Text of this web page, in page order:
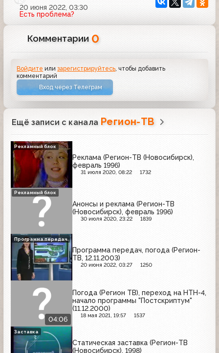
20 июня 2022, 03:30
Есть проблема?
Комментарии 0
Войдите илизарегистрируйтесь , чтобы добавить
комментарий
Вход через Телеграм
Ещё записи с канала Регион-ТВ
Реклама (Регион-ТВ (Новосибирск),
февраль 1996)
31 июля 2020, 08:22 1732
Рекламный блок
Анонсы и реклама (Регион-ТВ
(Новосибирск), февраль 1996)
30 июля 2020, 23:22 1839
Рекламный блок
Программа передач, погода (Регион-
ТВ, 12.11.2003)
20 июня 2022, 03:27 1250
Программа передач
04:06
Погода (Регион ТВ), переход на НТН-4,
начало программы "Постскриптум"
(11.12.2000)
18 мая 2021, 19:57 1537
Статическая заставка (Регион-ТВ
(Новосибирск), 1998)
Заставка